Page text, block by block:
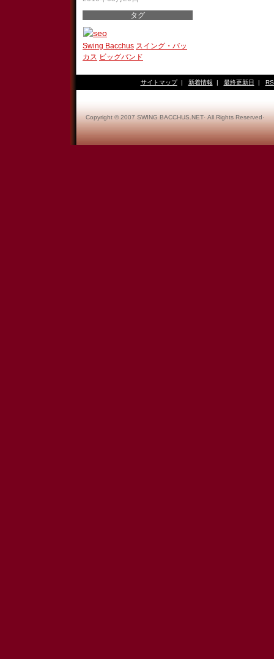
タグ
Swing Bacchus スイング・バッ
カス ビッグバンド
サイトマップ| 新着情報 | 最終更新日 |
Copyright © 2007 SWING BACCHUS.NET· All Rights Reserved·